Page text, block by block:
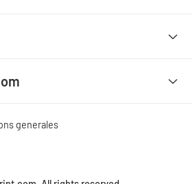
generales